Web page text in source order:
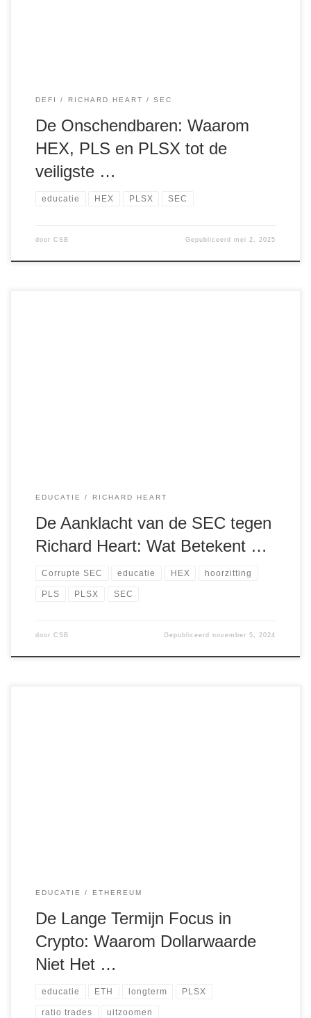
DEFI RICHARD HEART SEC
De Onschendbaren: Waarom
HEX, PLS en PLSX tot de
veiligste …
educatie HEX PLSX SEC
door CSB Gepubliceerdmei 2, 2025
EDUCATIE RICHARD HEART
De Aanklacht van de SEC tegen
Richard Heart: Wat Betekent …
Corrupte SEC educatie HEX hoorzitting
PLS PLSX SEC
door CSB Gepubliceerdnovember 5, 2024
EDUCATIE ETHEREUM
De Lange Termijn Focus in
Crypto: Waarom Dollarwaarde
Niet Het …
educatie ETH longterm PLSX
ratio trades uitzoomen